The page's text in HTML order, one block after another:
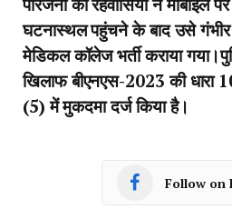
घटनास्थल पहुंचने के बाद उसे
मेडिकल कॉलेज भर्ती कराया
खिलाफ बीएनएस-2023 की
(5) में मुकदमा दर्ज किया है।
Follow on